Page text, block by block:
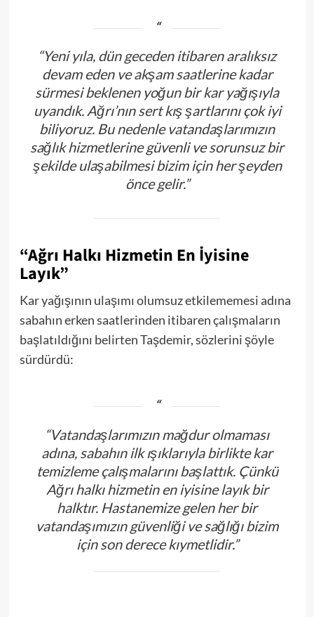
“Yeni yıla, dün geceden itibaren aralıksız
devam eden ve akşam saatlerine kadar
sürmesi beklenen yoğun bir kar yağışıyla
uyandık. Ağrı’nın sert kış şartlarını çok iyi
biliyoruz. Bu nedenle vatandaşlarımızın
sağlık hizmetlerine güvenli ve sorunsuz bir
şekilde ulaşabilmesi bizim için her şeyden
önce gelir.”
“Ağrı Halkı Hizmetin En İyisine
Layık”
Kar yağışının ulaşımı olumsuz etkilememesi adına
sabahın erken saatlerinden itibaren çalışmaların
başlatıldığını belirten Taşdemir, sözlerini şöyle
sürdürdü:
“Vatandaşlarımızın mağdur olmaması
adına, sabahın ilk ışıklarıyla birlikte kar
temizleme çalışmalarını başlattık. Çünkü
Ağrı halkı hizmetin en iyisine layık bir
halktır. Hastanemize gelen her bir
vatandaşımızın güvenliği ve sağlığı bizim
için son derece kıymetlidir.”